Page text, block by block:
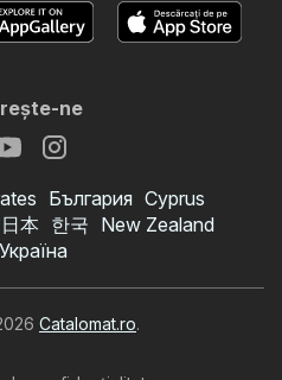
ne
България Cyprus
日本 한국 New Zealand
Україна
Catalomat.ro.